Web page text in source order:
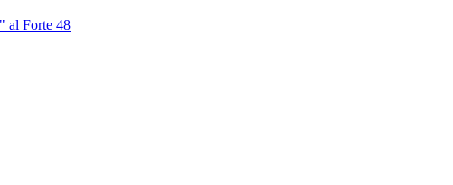
al Forte 48